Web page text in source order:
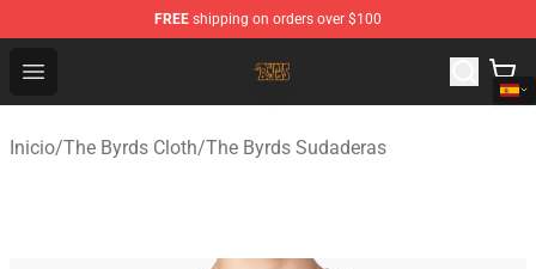
FREE shipping on orders over $100
Open menu
The Byrds Store - Official The Byrds Merchandise Shop
Inicio/The Byrds Cloth/The Byrds Sudaderas